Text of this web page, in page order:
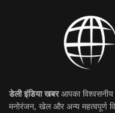
डेली इंडिया खबरआपका विश्वसनीय
मनोरंजन, खेल और अन्य महत्वपूर्ण